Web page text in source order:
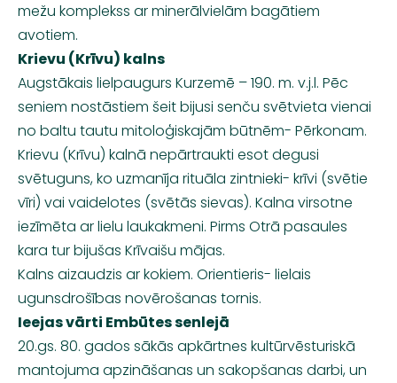
mežu komplekss ar minerālvielām bagātiem
avotiem.
Krievu (Krīvu) kalns
Augstākais lielpaugurs Kurzemē – 190. m. v.j.l. Pēc
seniem nostāstiem šeit bijusi senču svētvieta vienai
no baltu tautu mitoloģiskajām būtnēm- Pērkonam.
Krievu (Krīvu) kalnā nepārtraukti esot degusi
svētuguns, ko uzmanīja rituāla zintnieki- krīvi (svētie
vīri) vai vaidelotes (svētās sievas). Kalna virsotne
iezīmēta ar lielu laukakmeni. Pirms Otrā pasaules
kara tur bijušas Krīvaišu mājas.
Kalns aizaudzis ar kokiem. Orientieris- lielais
ugunsdrošības novērošanas tornis.
Ieejas vārti Embūtes senlejā
20.gs. 80. gados sākās apkārtnes kultūrvēsturiskā
mantojuma apzināšanas un sakopšanas darbi, un